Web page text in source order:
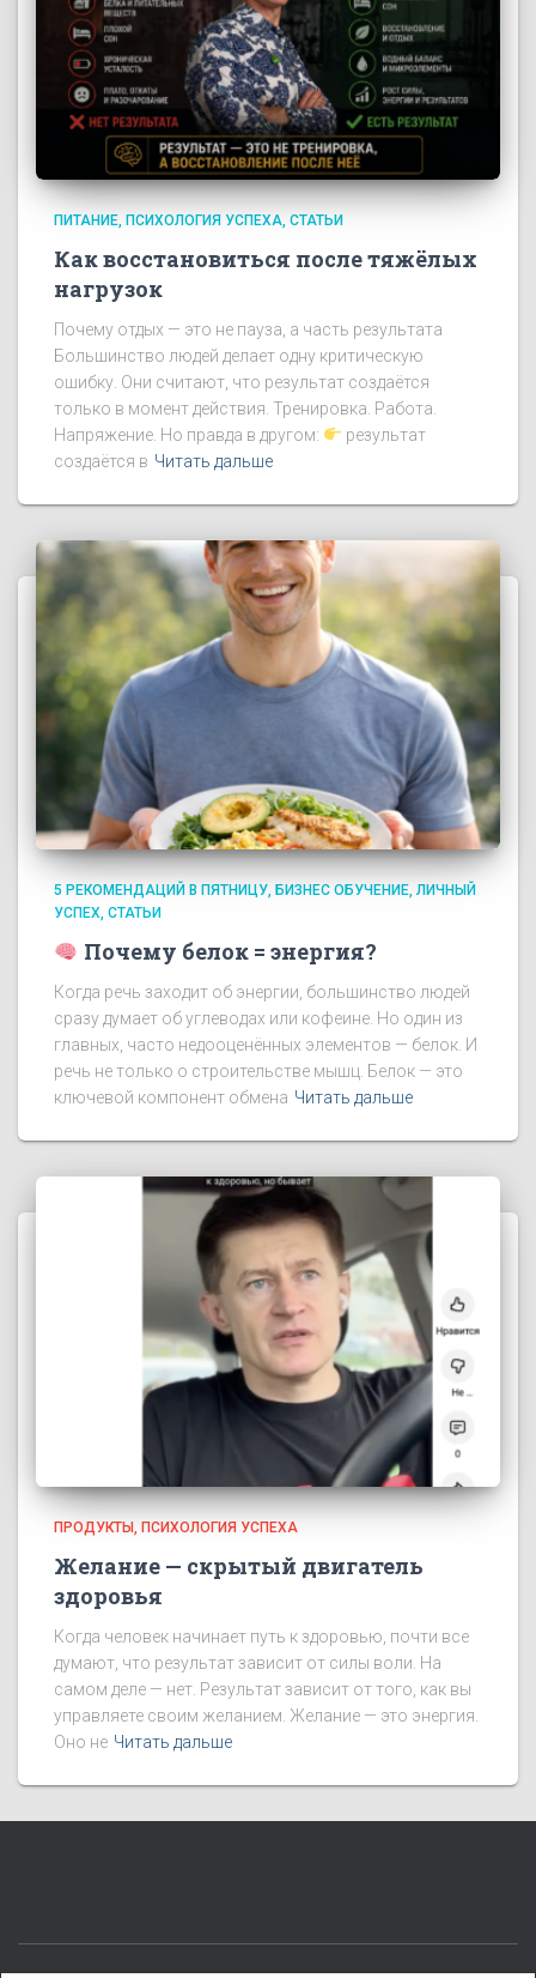
ПИТАНИЕ ПСИХОЛОГИЯ УСПЕХА СТАТЬИ
Как восстановиться после тяжёлых
нагрузок
Почему отдых — это не пауза, а часть результата
Большинство людей делает одну критическую
ошибку. Они считают, что результат создаётся
только в момент действия. Тренировка. Работа.
Напряжение. Но правда в другом:
результат
создаётся в Читать дальше
5 РЕКОМЕНДАЦИЙ В ПЯТНИЦУ БИЗНЕС ОБУЧЕНИЕ ЛИЧНЫЙ
УСПЕХ СТАТЬИ
Почему белок = энергия?
Когда речь заходит об энергии, большинство людей
сразу думает об углеводах или кофеине. Но один из
главных, часто недооценённых элементов — белок. И
речь не только о строительстве мышц. Белок — это
ключевой компонент обмена Читать дальше
ПРОДУКТЫ ПСИХОЛОГИЯ УСПЕХА
Желание — скрытый двигатель
здоровья
Когда человек начинает путь к здоровью, почти все
думают, что результат зависит от силы воли. На
самом деле — нет. Результат зависит от того, как вы
управляете своим желанием. Желание — это энергия.
Оно не Читать дальше